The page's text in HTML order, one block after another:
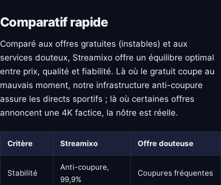
Comparatif rapide
Comparé aux offres gratuites (instables) et aux
services douteux, Streamixo offre un équilibre optimal
entre prix, qualité et fiabilité. Là où le gratuit coupe au
mauvais moment, notre infrastructure anti-coupure
assure les directs sportifs ; là où certaines offres
annoncent une 4K factice, la nôtre est réelle.
Critère Streamixo Offre douteuse
Stabilité
Anti-coupure,
99,9%
Coupures fréquentes